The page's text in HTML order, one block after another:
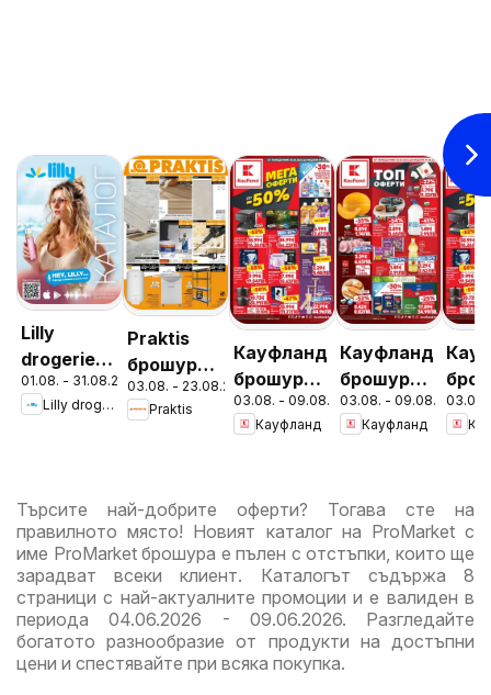
Lilly
drogerie
брошура -
Предложения
01.08. - 31.08.2026
Lilly drogerie
Praktis
брошура -
Неустоими
предложения
03.08. - 23.08.2026
Praktis
Кауфланд
брошура
София -
Мега
03.08. - 09.08.2026
Кауфланд
Кауфланд
брошура
София -
Топ
03.08. - 09.08.2026
Кауфланд
03.08.
Търсите най-добрите оферти? Тогава сте на
правилното място! Новият каталог на ProMarket с
име ProMarket брошура е пълен с отстъпки, които ще
зарадват всеки клиент. Каталогът съдържа 8
страници с най-актуалните промоции и е валиден в
периода 04.06.2026 - 09.06.2026. Разгледайте
богатото разнообразие от продукти на достъпни
цени и спестявайте при всяка покупка.